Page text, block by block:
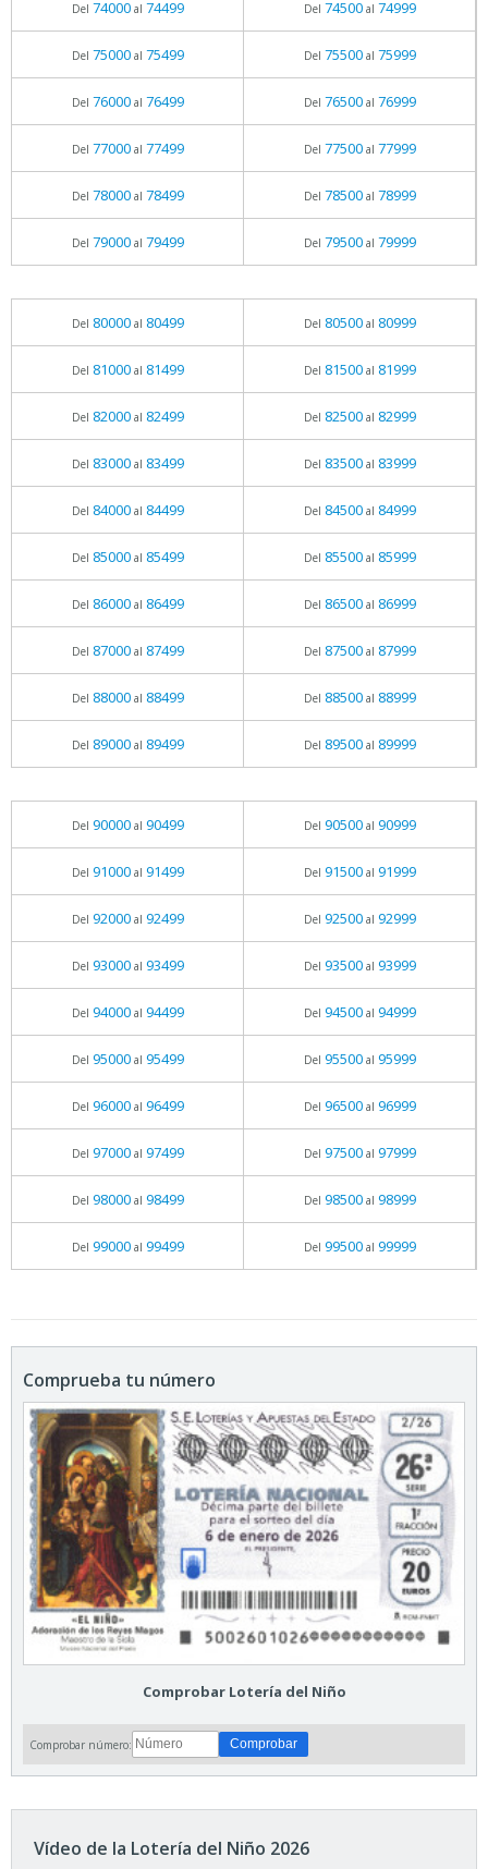
Del 74000al 74499 Del 74500al 74999
Del 75000al 75499 Del 75500al 75999
Del 76000al 76499 Del 76500al 76999
Del 77000al 77499 Del 77500al 77999
Del 78000al 78499 Del 78500al 78999
Del 79000al 79499 Del 79500al 79999
Del 80000al 80499 Del 80500al 80999
Del 81000al 81499 Del 81500al 81999
Del 82000al 82499 Del 82500al 82999
Del 83000al 83499 Del 83500al 83999
Del 84000al 84499 Del 84500al 84999
Del 85000al 85499 Del 85500al 85999
Del 86000al 86499 Del 86500al 86999
Del 87000al 87499 Del 87500al 87999
Del 88000al 88499 Del 88500al 88999
Del 89000al 89499 Del 89500al 89999
Del 90000al 90499 Del 90500al 90999
Del 91000al 91499 Del 91500al 91999
Del 92000al 92499 Del 92500al 92999
Del 93000al 93499 Del 93500al 93999
Del 94000al 94499 Del 94500al 94999
Del 95000al 95499 Del 95500al 95999
Del 96000al 96499 Del 96500al 96999
Del 97000al 97499 Del 97500al 97999
Del 98000al 98499 Del 98500al 98999
Del 99000al 99499 Del 99500al 99999
Comprueba tu número
Comprobar Lotería del Niño
Comprobar número:
Vídeo de la Lotería del Niño 2026